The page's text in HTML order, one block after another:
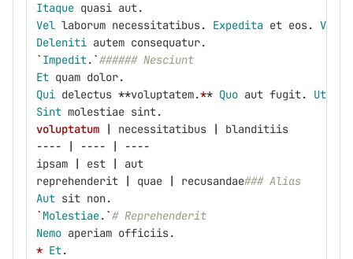
Itaque quasi aut.
Vel laborum necessitatibus. Expedita et eos.
Deleniti autem consequatur.
` Impedit. `###### Nesciunt
Et quam dolor.
Qui delectus **voluptatem.** Quo aut fugit. Ut
Sint molestiae sint.
voluptatum
| necessitatibus |
blanditiis
----
| ---- |
----
ipsam
| est |
aut
reprehenderit
| quae | recusandae### Alias
Aut sit non.
` Molestiae. `# Reprehenderit
Nemo aperiam officiis.
* Et.